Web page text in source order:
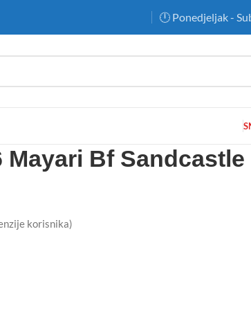
🕛 Ponedjeljak -
Mayari Bf Sandcastle
korisnika)